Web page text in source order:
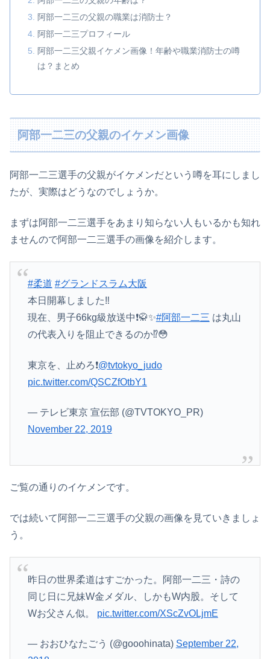
阿部一二三の父親の職業は消防士？
阿部一二三プロフィール
阿部一二三父親イケメン画像！年齢や職業消防士の噂
は？まとめ
阿部一二三の父親のイケメン画像
阿部一二三選手の父親がイケメンだという噂を耳にしまし
たが、実際はどうなのでしょうか。
まずは阿部一二三選手をあまり知らない人もいるかも知れ
ませんので阿部一二三選手の画像を紹介します。
#柔道 #グランドスラム大阪
本日開幕しました‼️
現在、男子66kg級放送中❗️🥋✨#阿部一二三 は丸山
の代表入りを阻止できるのか⁉️😳
東京を、止めろ❗️@tvtokyo_judo
pic.twitter.com/QSCZfOtbY1
— テレビ東京 宣伝部 (@TVTOKYO_PR)
November 22, 2019
ご覧の通りのイケメンです。
では続いて阿部一二三選手の父親の画像を見ていきましょ
う。
昨日の世界柔道はすごかった。阿部一二三・詩の
同じ日に兄妹W金メダル、しかもW内股。そして
Wお父さん似。 pic.twitter.com/XScZvOLjmE
— おおひなたごう (@gooohinata) September 22,